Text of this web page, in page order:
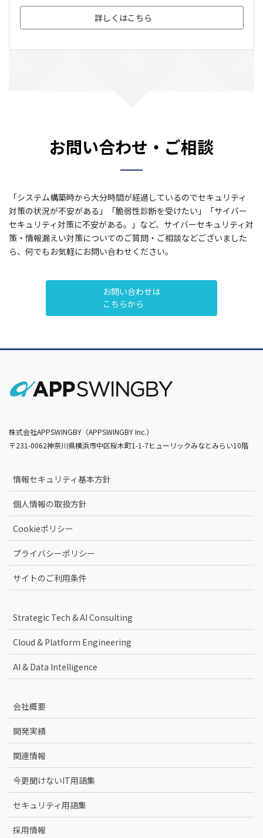
詳しくはこちら
お問い合わせ・ご相談
「システム構築時から大分時間が経過しているのでセキュリティ
対策の状況が不安がある」「脆弱性診断を受けたい」「サイバー
セキュリティ対策に不安がある。」など、サイバーセキュリティ対
策・情報漏えい対策についてのご質問・ご相談などございました
ら、何でもお気軽にお問い合わせください。
お問い合わせは
こちらから
株式会社APPSWINGBY（APPSWINGBY Inc.）
〒231-0062神奈川県横浜市中区桜木町1-1-7ヒューリックみなとみらい10階
情報セキュリティ基本方針
個人情報の取扱方針
Cookieポリシー
プライバシーポリシー
サイトのご利用条件
Strategic Tech & AI Consulting
Cloud & Platform Engineering
AI & Data Intelligence
会社概要
開発実績
関連情報
今更聞けないIT用語集
セキュリティ用語集
採用情報